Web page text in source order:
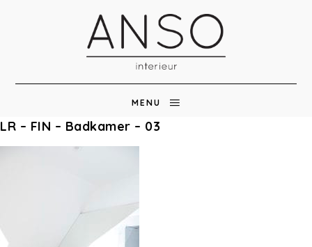
MENU
LR – FIN – Badkamer – 03